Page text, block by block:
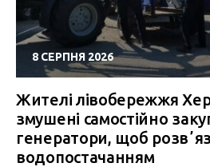
8 СЕРПНЯ 2026
Жителі лівобережжя
змушені самостійно
генератори, щоб
водопостачанням